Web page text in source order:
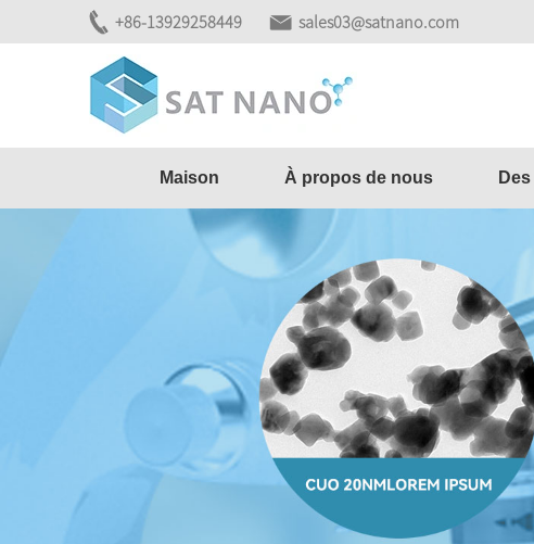
+86-13929258449 sales03@satnano.com
Maison À propos de nous